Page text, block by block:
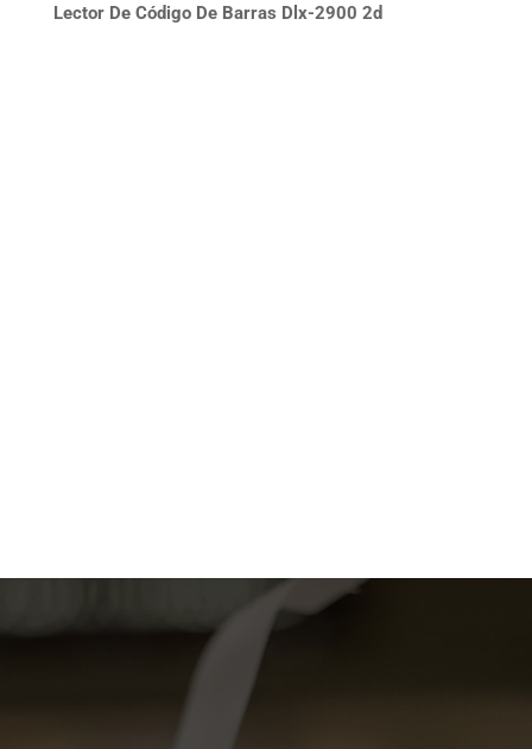
Lector De Código De Barras Dlx-2900 2d